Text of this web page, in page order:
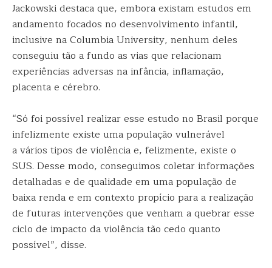
Jackowski destaca que, embora existam estudos em
andamento focados no desenvolvimento infantil,
inclusive na Columbia University, nenhum deles
conseguiu tão a fundo as vias que relacionam
experiências adversas na infância, inflamação,
placenta e cérebro.
“Só foi possível realizar esse estudo no Brasil porque
infelizmente existe uma população vulnerável
a vários tipos de violência e, felizmente, existe o
SUS. Desse modo, conseguimos coletar informações
detalhadas e de qualidade em uma população de
baixa renda e em contexto propício para a realização
de futuras intervenções que venham a quebrar esse
ciclo de impacto da violência tão cedo quanto
possível”, disse.